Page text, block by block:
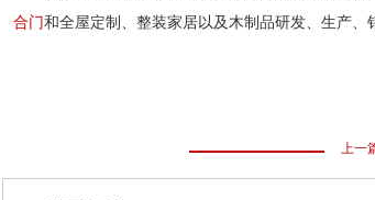
合门和全屋定制、整装家居以及木制品研发、生产
上一